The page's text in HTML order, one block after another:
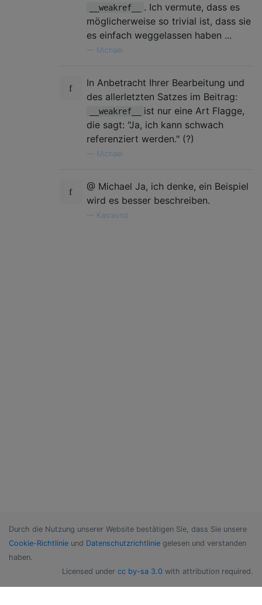
__weakref__
. Ich vermute, dass es
möglicherweise so trivial ist, dass sie
es einfach weggelassen haben ...
Michael
In Anbetracht Ihrer Bearbeitung und
des allerletzten Satzes im Beitrag:
__weakref__
ist nur eine Art Flagge,
die sagt: "Ja, ich kann schwach
referenziert werden." (?)
Michael
@ Michael Ja, ich denke, ein Beispiel
wird es besser beschreiben.
Kasravnd
Durch die Nutzung unserer Website bestätigen Sie, dass Sie unsere
Cookie-Richtlinie und Datenschutzrichtlinie gelesen und verstanden
haben.
Licensed under cc by-sa 3.0 with attribution required.